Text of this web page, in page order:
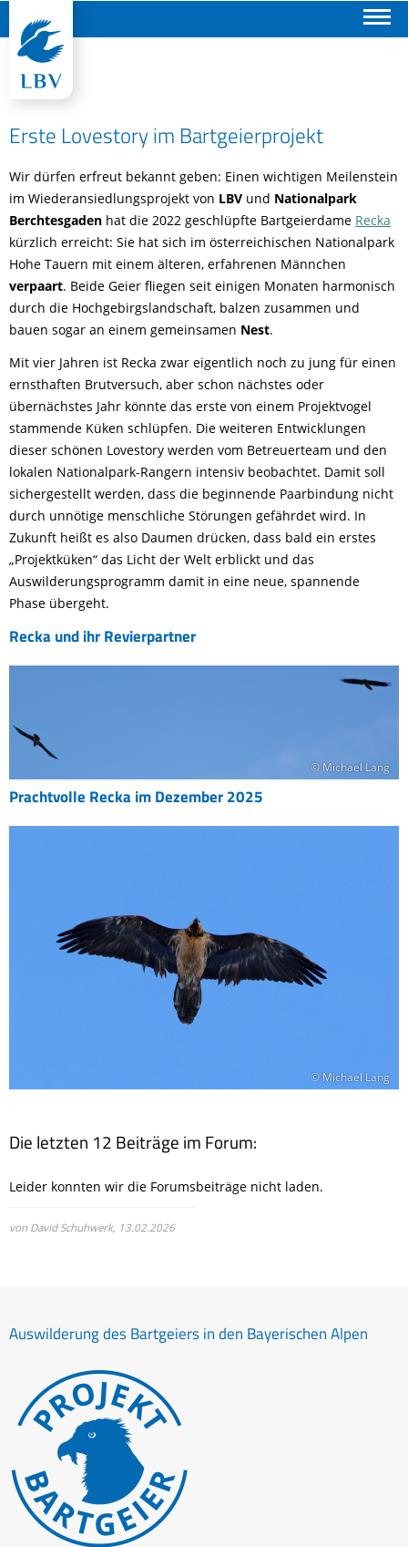
Erste Lovestory im Bartgeierprojekt
Wir dürfen erfreut bekannt geben: Einen wichtigen Meilenstein
im Wiederansiedlungsprojekt von LBV und Nationalpark
Berchtesgaden hat die 2022 geschlüpfte Bartgeierdame Recka
kürzlich erreicht: Sie hat sich im österreichischen Nationalpark
Hohe Tauern mit einem älteren, erfahrenen Männchen
verpaart. Beide Geier fliegen seit einigen Monaten harmonisch
durch die Hochgebirgslandschaft, balzen zusammen und
bauen sogar an einem gemeinsamen Nest.
Mit vier Jahren ist Recka zwar eigentlich noch zu jung für einen
ernsthaften Brutversuch, aber schon nächstes oder
übernächstes Jahr könnte das erste von einem Projektvogel
stammende Küken schlüpfen. Die weiteren Entwicklungen
dieser schönen Lovestory werden vom Betreuerteam und den
lokalen Nationalpark-Rangern intensiv beobachtet. Damit soll
sichergestellt werden, dass die beginnende Paarbindung nicht
durch unnötige menschliche Störungen gefährdet wird. In
Zukunft heißt es also Daumen drücken, dass bald ein erstes
„Projektküken“ das Licht der Welt erblickt und das
Auswilderungsprogramm damit in eine neue, spannende
Phase übergeht.
Recka und ihr Revierpartner
© Michael Lang
Prachtvolle Recka im Dezember 2025
© Michael Lang
Die letzten 12 Beiträge im Forum:
Leider konnten wir die Forumsbeiträge nicht laden.
von David Schuhwerk, 13.02.2026
Auswilderung des Bartgeiers in den Bayerischen Alpen